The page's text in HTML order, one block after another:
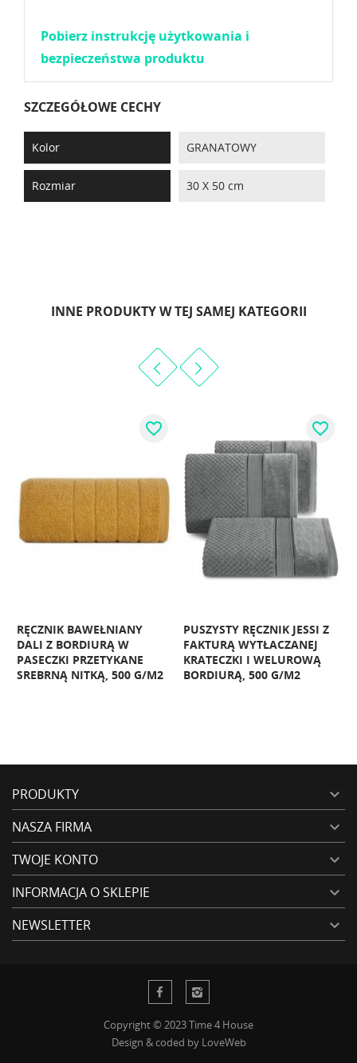
Pobierz instrukcję użytkowania i
bezpieczeństwa produktu
SZCZEGÓŁOWE CECHY
Kolor GRANATOWY
Rozmiar 30 X 50 cm
INNE PRODUKTY W TEJ SAMEJ KATEGORII
RĘCZNIK BAWEŁNIANY
DALI Z BORDIURĄ W
PASECZKI PRZETYKANE
SREBRNĄ NITKĄ, 500 G/M2
favorite_border
PUSZYSTY RĘCZNIK JESSI Z
FAKTURĄ WYTŁACZANEJ
KRATECZKI I WELUROWĄ
BORDIURĄ, 500 G/M2
favorite_border
PRODUKTY 
NASZA FIRMA 
TWOJE KONTO 
INFORMACJA O SKLEPIE 
NEWSLETTER 
Copyright © 2023 Time 4 House
Design & coded by LoveWeb